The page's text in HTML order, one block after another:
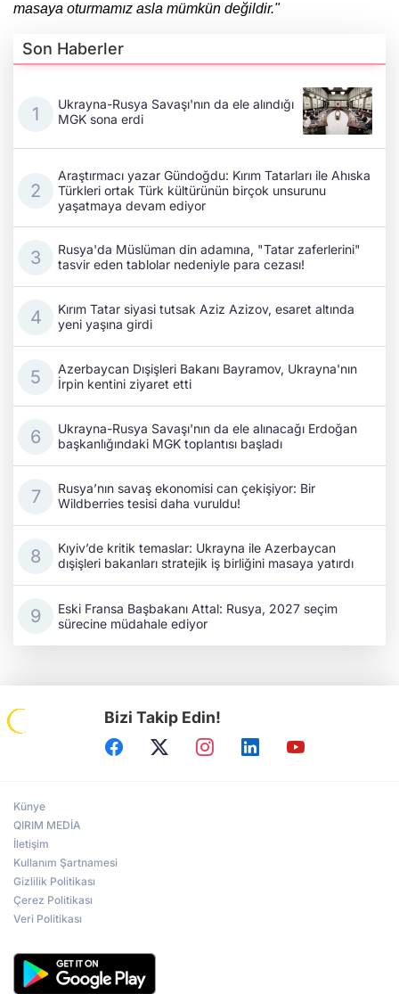
masaya oturmamız asla mümkün değildir."
Son Haberler
Ukrayna-Rusya Savaşı'nın da ele alındığı
MGK sona erdi
Araştırmacı yazar Gündoğdu: Kırım Tatarları ile Ahıska
Türkleri ortak Türk kültürünün birçok unsurunu
yaşatmaya devam ediyor
Rusya'da Müslüman din adamına, "Tatar zaferlerini"
tasvir eden tablolar nedeniyle para cezası!
Kırım Tatar siyasi tutsak Aziz Azizov, esaret altında
yeni yaşına girdi
Azerbaycan Dışişleri Bakanı Bayramov, Ukrayna'nın
İrpin kentini ziyaret etti
Ukrayna-Rusya Savaşı'nın da ele alınacağı Erdoğan
başkanlığındaki MGK toplantısı başladı
Rusya’nın savaş ekonomisi can çekişiyor: Bir
Wildberries tesisi daha vuruldu!
Kıyiv’de kritik temaslar: Ukrayna ile Azerbaycan
dışişleri bakanları stratejik iş birliğini masaya yatırdı
Eski Fransa Başbakanı Attal: Rusya, 2027 seçim
sürecine müdahale ediyor
Bizi Takip Edin!
Künye
QIRIM MEDİA
İletişim
Kullanım Şartnamesi
Gizlilik Politikası
Çerez Politikası
Veri Politikası